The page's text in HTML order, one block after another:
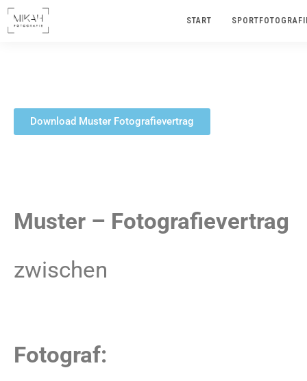
START
Download Muster Fotografievertrag
Muster – Fotografievertrag
Fotograf: